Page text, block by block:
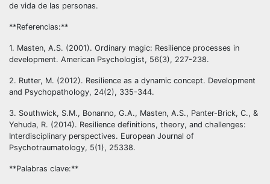
de vida de las personas.
**Referencias:**
1. Masten, A.S. (2001). Ordinary magic: Resilience processes in
development. American Psychologist, 56(3), 227-238.
2. Rutter, M. (2012). Resilience as a dynamic concept. Development
and Psychopathology, 24(2), 335-344.
3. Southwick, S.M., Bonanno, G.A., Masten, A.S., Panter-Brick, C., &
Yehuda, R. (2014). Resilience definitions, theory, and challenges:
Interdisciplinary perspectives. European Journal of
Psychotraumatology, 5(1), 25338.
**Palabras clave:**